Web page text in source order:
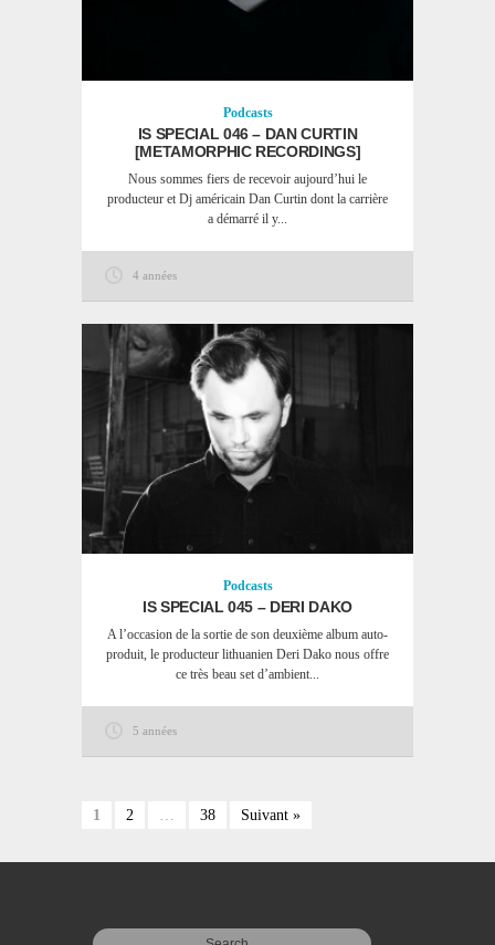
Podcasts
IS SPECIAL 046 – DAN CURTIN
[METAMORPHIC RECORDINGS]
Nous sommes fiers de recevoir aujourd’hui le
producteur et Dj américain Dan Curtin dont la carrière
a démarré il y...
4 années
Podcasts
IS SPECIAL 045 – DERI DAKO
A l’occasion de la sortie de son deuxième album auto-
produit, le producteur lithuanien Deri Dako nous offre
ce très beau set d’ambient...
5 années
1 2 … 38 Suivant »